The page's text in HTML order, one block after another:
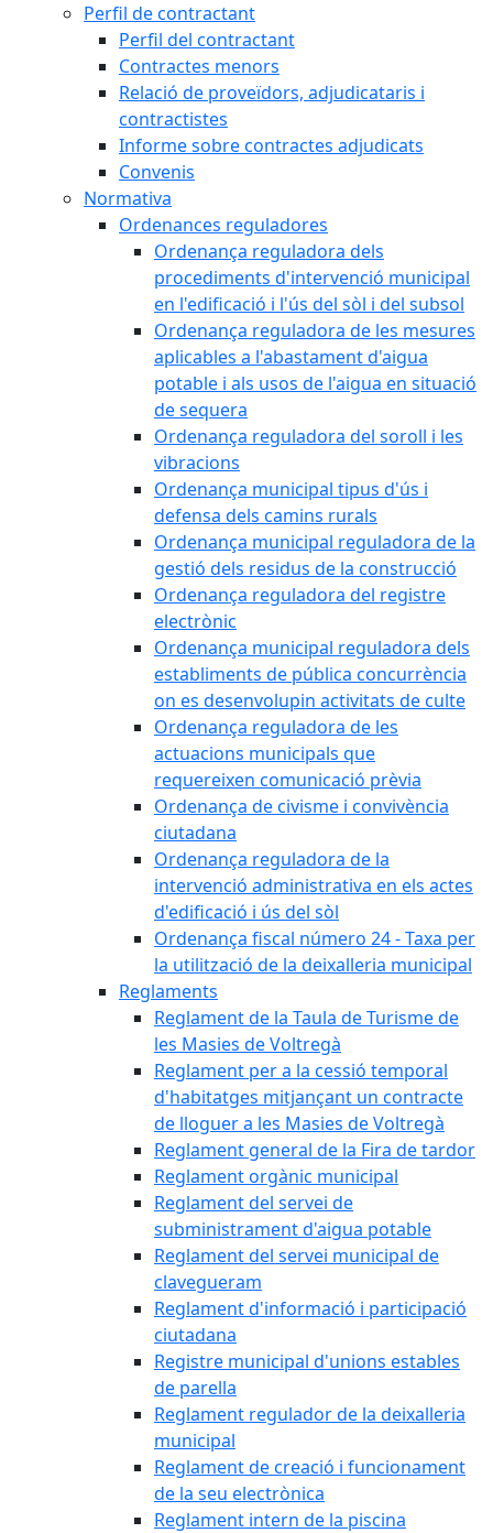
Perfil de contractant
Perfil del contractant
Contractes menors
Relació de proveïdors, adjudicataris i
contractistes
Informe sobre contractes adjudicats
Convenis
Normativa
Ordenances reguladores
Ordenança reguladora dels
procediments d'intervenció municipal
en l'edificació i l'ús del sòl i del subsol
Ordenança reguladora de les mesures
aplicables a l'abastament d'aigua
potable i als usos de l'aigua en situació
de sequera
Ordenança reguladora del soroll i les
vibracions
Ordenança municipal tipus d'ús i
defensa dels camins rurals
Ordenança municipal reguladora de la
gestió dels residus de la construcció
Ordenança reguladora del registre
electrònic
Ordenança municipal reguladora dels
establiments de pública concurrència
on es desenvolupin activitats de culte
Ordenança reguladora de les
actuacions municipals que
requereixen comunicació prèvia
Ordenança de civisme i convivència
ciutadana
Ordenança reguladora de la
intervenció administrativa en els actes
d'edificació i ús del sòl
Ordenança fiscal número 24 - Taxa per
la utilització de la deixalleria municipal
Reglaments
Reglament de la Taula de Turisme de
les Masies de Voltregà
Reglament per a la cessió temporal
d'habitatges mitjançant un contracte
de lloguer a les Masies de Voltregà
Reglament general de la Fira de tardor
Reglament orgànic municipal
Reglament del servei de
subministrament d'aigua potable
Reglament del servei municipal de
clavegueram
Reglament d'informació i participació
ciutadana
Registre municipal d'unions estables
de parella
Reglament regulador de la deixalleria
municipal
Reglament de creació i funcionament
de la seu electrònica
Reglament intern de la piscina